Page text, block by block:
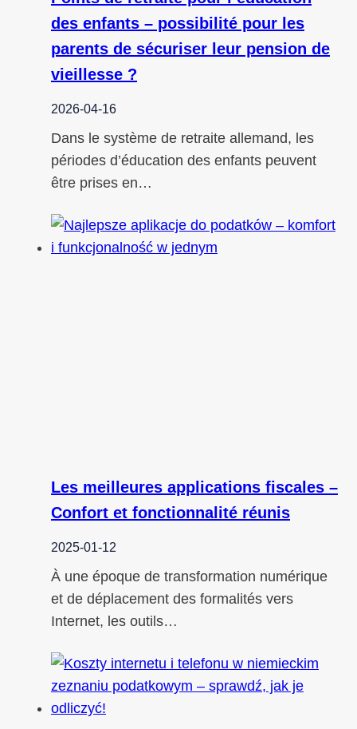
des enfants – possibilité pour les
parents de sécuriser leur pension de
vieillesse ?
2026-04-16
Dans le système de retraite allemand, les
périodes d’éducation des enfants peuvent
être prises en…
Les meilleures applications fiscales –
Confort et fonctionnalité réunis
2025-01-12
À une époque de transformation numérique
et de déplacement des formalités vers
Internet, les outils…